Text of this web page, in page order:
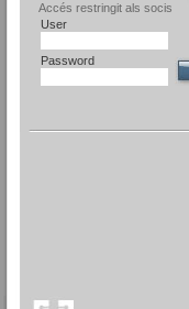
Accés restringit als socis
User
Password